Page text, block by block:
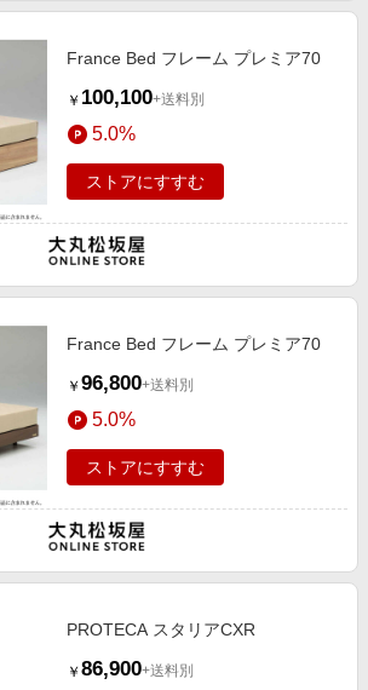
France Bed フレーム プレミア70
￥ 100,100+送料別
5.0%
ストアにすすむ
France Bed フレーム プレミア70
￥ 96,800+送料別
5.0%
ストアにすすむ
PROTECA スタリアCXR
￥ 86,900+送料別